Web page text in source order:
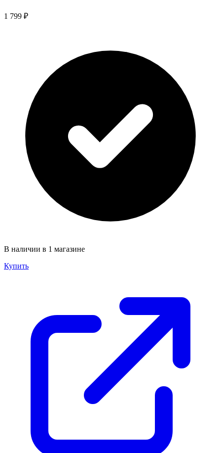
1 799 ₽
В наличии в 1 магазине
Купить